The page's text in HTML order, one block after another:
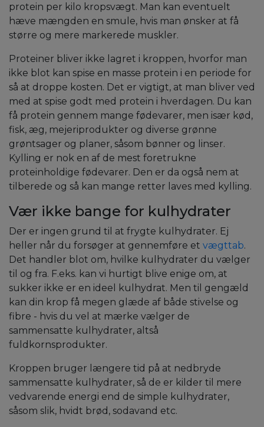
protein per kilo kropsvægt. Man kan eventuelt
hæve mængden en smule, hvis man ønsker at få
større og mere markerede muskler.
Proteiner bliver ikke lagret i kroppen, hvorfor man
ikke blot kan spise en masse protein i en periode for
så at droppe kosten. Det er vigtigt, at man bliver ved
med at spise godt med protein i hverdagen. Du kan
få protein gennem mange fødevarer, men især kød,
fisk, æg, mejeriprodukter og diverse grønne
grøntsager og planer, såsom bønner og linser.
Kylling er nok en af de mest foretrukne
proteinholdige fødevarer. Den er da også nem at
tilberede og så kan mange retter laves med kylling.
Vær ikke bange for kulhydrater
Der er ingen grund til at frygte kulhydrater. Ej
heller når du forsøger at gennemføre et vægttab.
Det handler blot om, hvilke kulhydrater du vælger
til og fra. F.eks. kan vi hurtigt blive enige om, at
sukker ikke er en ideel kulhydrat. Men til gengæld
kan din krop få megen glæde af både stivelse og
fibre - hvis du vel at mærke vælger de
sammensatte kulhydrater, altså
fuldkornsprodukter.
Kroppen bruger længere tid på at nedbryde
sammensatte kulhydrater, så de er kilder til mere
vedvarende energi end de simple kulhydrater,
såsom slik, hvidt brød, sodavand etc.